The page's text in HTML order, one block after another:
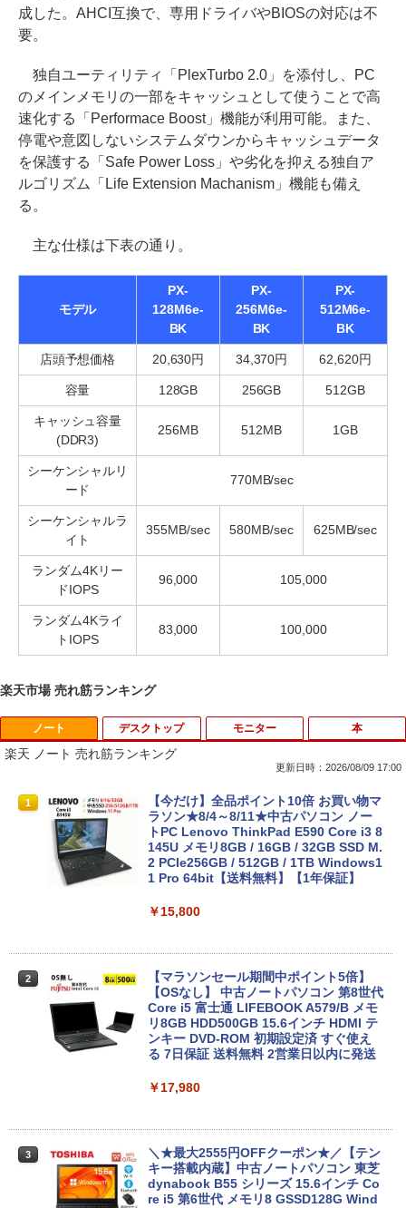
成した。AHCI互換で、専用ドライバやBIOSの対応は不
要。
独自ユーティリティ「PlexTurbo 2.0」を添付し、PC
のメインメモリの一部をキャッシュとして使うことで高
速化する「Performace Boost」機能が利用可能。また、
停電や意図しないシステムダウンからキャッシュデータ
を保護する「Safe Power Loss」や劣化を抑える独自ア
ルゴリズム「Life Extension Machanism」機能も備え
る。
主な仕様は下表の通り。
モデル
PX-
128M6e-
BK
PX-
256M6e-
BK
PX-
512M6e-
BK
店頭予想価格 20,630円 34,370円 62,620円
容量 128GB 256GB 512GB
キャッシュ容量
(DDR3)
256MB 512MB 1GB
シーケンシャルリ
ード
770MB/sec
シーケンシャルラ
イト
355MB/sec 580MB/sec 625MB/sec
ランダム4Kリー
ドIOPS
96,000 105,000
ランダム4Kライ
トIOPS
83,000 100,000
楽天市場 売れ筋ランキング
ノート
楽天 ノート 売れ筋ランキング
更新日時：2026/08/09 17:00
1
【今だけ】全品ポイント10倍 お買い物マ
ラソン★8/4～8/11★中古パソコン ノー
トPC Lenovo ThinkPad E590 Core i3 8
145U メモリ8GB / 16GB / 32GB SSD M.
2 PCIe256GB / 512GB / 1TB Windows1
1 Pro 64bit【送料無料】【1年保証】
￥15,800
2
【マラソンセール期間中ポイント5倍】
【OSなし】 中古ノートパソコン 第8世代
Core i5 富士通 LIFEBOOK A579/B メモ
リ8GB HDD500GB 15.6インチ HDMI テ
ンキー DVD-ROM 初期設定済 すぐ使え
る 7日保証 送料無料 2営業日以内に発送
￥17,980
3
＼★最大2555円OFFクーポン★／【テン
キー搭載内蔵】中古ノートパソコン 東芝
dynabook B55 シリーズ 15.6インチ Co
re i5 第6世代 メモリ8 GSSD128G Wind
デスクトップ モニター 本